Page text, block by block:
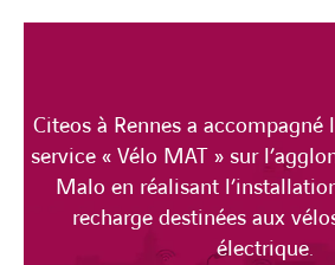
Citeos à Rennes a
service « Vélo MAT » sur
Malo en réalisant
recharge destinées aux
électrique.